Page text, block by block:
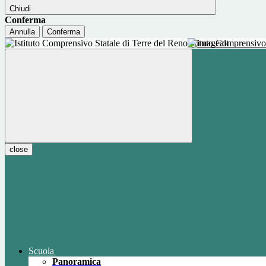
Chiudi
Conferma
Annulla Conferma
Istituto
close
Scuola
Panoramica